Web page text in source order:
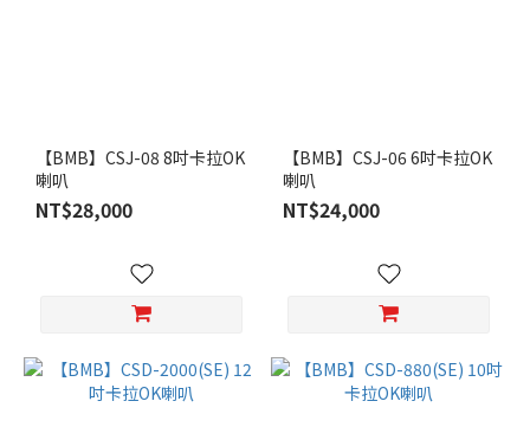
【BMB】CSJ-08 8吋卡拉OK
喇叭
NT$28,000
【BMB】CSJ-06 6吋卡拉OK
喇叭
NT$24,000